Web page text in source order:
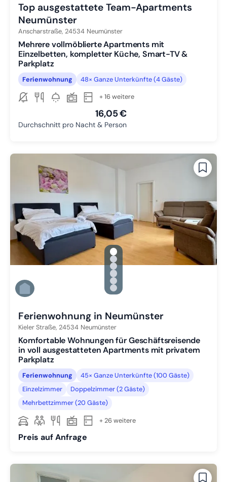
Top ausgestattete Team-Apartments
Neumünster
Anscharstraße, 24534 Neumünster
Mehrere vollmöblierte Apartments mit
Einzelbetten, kompletter Küche, Smart-TV &
Parkplatz
Ferienwohnung 48× Ganze Unterkünfte (4 Gäste)
+ 16 weitere
16,05 €
Durchschnitt pro Nacht & Person
gallery.slide_selector
Zu Slide 1 wechseln
Zu Slide 2 wechseln
Zu Slide 3 wechseln
Zu Slide 4 wechseln
Zu Slide 5 wechseln
Zu Slide 6 wechseln
Ferienwohnung in Neumünster
Kieler Straße, 24534 Neumünster
Komfortable Wohnungen für Geschäftsreisende
in voll ausgestatteten Apartments mit privatem
Parkplatz
Ferienwohnung
45× Ganze Unterkünfte (100 Gäste)
Einzelzimmer
Doppelzimmer (2 Gäste)
Mehrbettzimmer (20 Gäste)
+ 26 weitere
Preis auf Anfrage